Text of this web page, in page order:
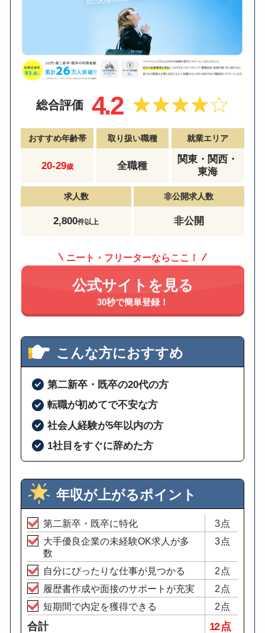
総合評価 4.2
おすすめ年齢帯
20-29歳
取り扱い職種
全職種
就業エリア
関東・関西・
東海
求人数
2,800件以上
非公開求人数
非公開
ニート・フリーターならここ！
公式サイトを見る
30秒で簡単登録！
こんな方におすすめ
第二新卒・既卒の20代の方
転職が初めてで不安な方
社会人経験が5年以内の方
1社目をすぐに辞めた方
年収が上がるポイント
第二新卒・既卒に特化
3点
大手優良企業の未経験OK求人が多
数
3点
自分にぴったりな仕事が見つかる
2点
履歴書作成や面接のサポートが充実
2点
短期間で内定を獲得できる
2点
合計 12 点